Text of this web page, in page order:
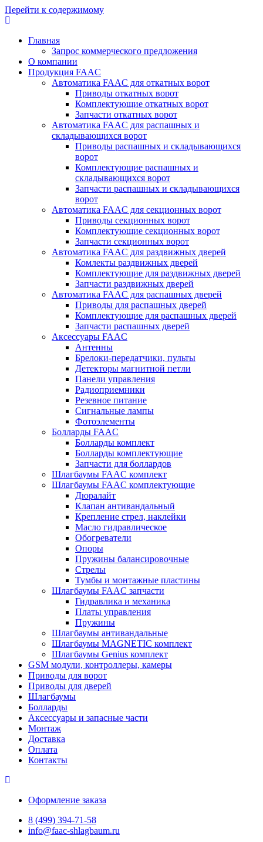
Перейти к содержимому
Главная
Запрос коммерческого предложения
О компании
Продукция FAAC
Автоматика FAAC для откатных ворот
Приводы откатных ворот
Комплектующие откатных ворот
Запчасти откатных ворот
Автоматика FAAC для распашных и
складывающихся ворот
Приводы распашных и складывающихся
ворот
Комплектующие распашных и
складывающихся ворот
Запчасти распашных и складывающихся
ворот
Автоматика FAAC для секционных ворот
Приводы секционных ворот
Комплектующие секционных ворот
Запчасти секционных ворот
Автоматика FAAC для раздвижных дверей
Комлекты раздвижных дверей
Комплектующие для раздвижных дверей
Запчасти раздвижных дверей
Автоматика FAAC для распашных дверей
Приводы для распашных дверей
Комплектующие для распашных дверей
Запчасти распашных дверей
Аксессуары FAAC
Антенны
Брелоки-передатчики, пульты
Детекторы магнитной петли
Панели управления
Радиоприемники
Резевное питание
Сигнальные лампы
Фотоэлементы
Болларды FAAC
Болларды комплект
Болларды комплектующие
Запчасти для боллардов
Шлагбаумы FAAC комплект
Шлагбаумы FAAC комплектующие
Дюралайт
Клапан антивандальный
Крепление стрел, наклейки
Масло гидравлическое
Обогреватели
Опоры
Пружины балансировочные
Стрелы
Тумбы и монтажные пластины
Шлагбаумы FAAC запчасти
Гидравлика и механика
Платы управления
Пружины
Шлагбаумы антивандальные
Шлагбаумы MAGNETIC комплект
Шлагбаумы Genius комплект
GSM модули, контроллеры, камеры
Приводы для ворот
Приводы для дверей
Шлагбаумы
Болларды
Аксессуары и запасные части
Монтаж
Доставка
Оплата
Контакты
Оформление заказа
8 (499) 394-71-58
info@faac-shlagbaum.ru